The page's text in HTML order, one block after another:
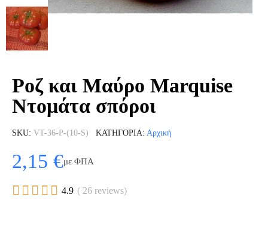
Ροζ και Μαύρο Marquise
Ντομάτα σπόροι
SKU VT-36-P-(10-S) ΚΑΤΗΓΟΡΊΑ Αρχική
2,15 €με ΦΠΑ
     4.9 ( 26 reviews)